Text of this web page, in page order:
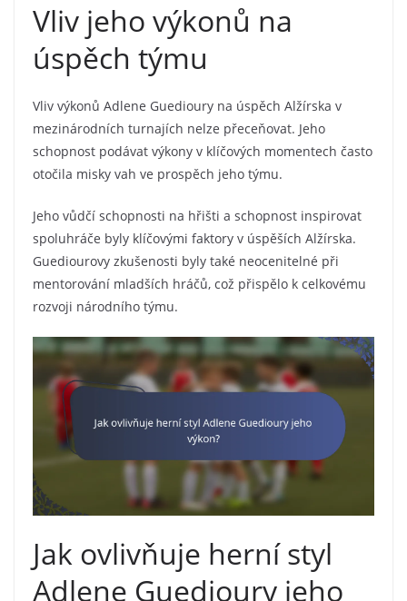
Vliv jeho výkonů na
úspěch týmu
Vliv výkonů Adlene Guedioury na úspěch Alžírska v
mezinárodních turnajích nelze přeceňovat. Jeho
schopnost podávat výkony v klíčových momentech často
otočila misky vah ve prospěch jeho týmu.
Jeho vůdčí schopnosti na hřišti a schopnost inspirovat
spoluhráče byly klíčovými faktory v úspěších Alžírska.
Guediourovy zkušenosti byly také neocenitelné při
mentorování mladších hráčů, což přispělo k celkovému
rozvoji národního týmu.
Jak ovlivňuje herní styl
Adlene Guedioury jeho